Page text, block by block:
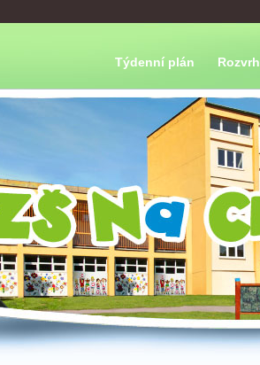
Týdenní plán Rozvrh